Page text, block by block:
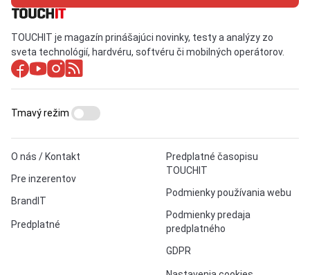
TOUCHIT je magazín prinášajúci novinky, testy a analýzy zo
sveta technológií, hardvéru, softvéru či mobilných operátorov.
O nás / Kontakt
Pre inzerentov
BrandIT
Predplatné
Predplatné časopisu
TOUCHIT
Podmienky používania webu
Podmienky predaja
predplatného
GDPR
Tmavý režim